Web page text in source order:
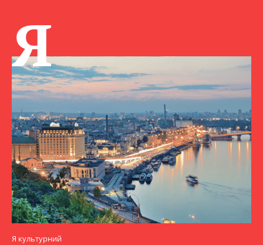
Я
Я культурний